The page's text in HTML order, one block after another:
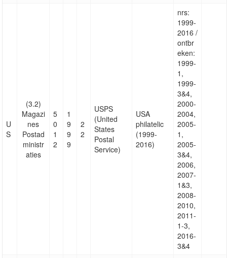
U
S
(3.2)
Magazi
nes
Postad
ministr
aties
5
0
1
2
1
9
9
9
2
2
USPS
(United
States
Postal
Service)
USA
philatelic
(1999-
2016)
nrs:
1999-
2016 /
ontbr
eken:
1999-
1,
1999-
3&4,
2000-
2004,
2005-
1,
2005-
3&4,
2006,
2007-
1&3,
2008-
2010,
2011-
1-3,
2016-
3&4